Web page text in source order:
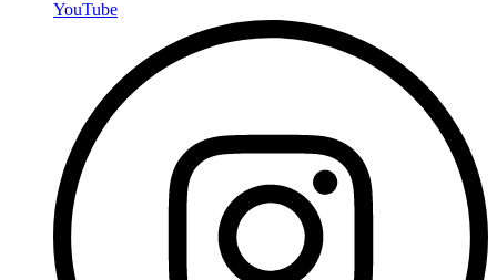
YouTube